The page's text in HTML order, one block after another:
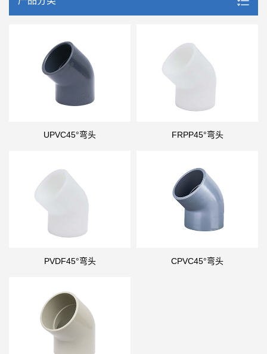
UPVC45°弯头 FRPP45°弯头
PVDF45°弯头 CPVC45°弯头